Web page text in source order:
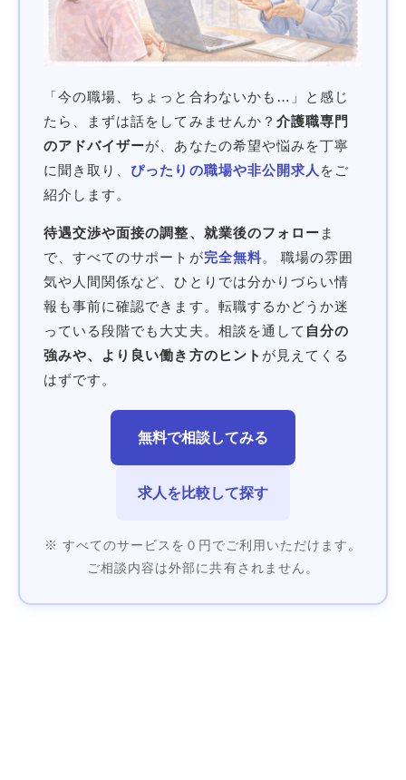
「今の職場、ちょっと合わないかも…」と感じ
たら、まずは話をしてみませんか？ 介護職専門
のアドバイザーが、あなたの希望や悩みを丁寧
に聞き取り、 ぴったりの職場や非公開求人 をご
紹介します。
待遇交渉や面接の調整、就業後のフォロー ま
で、すべてのサポートが完全無料。 職場の雰囲
気や人間関係など、ひとりでは分かりづらい情
報も事前に確認できます。転職するかどうか迷
っている段階でも大丈夫。相談を通して 自分の
強みや、より良い働き方のヒント が見えてくる
はずです。
無料で相談してみる
求人を比較して探す
※ すべてのサービスを０円でご利用いただけます。
ご相談内容は外部に共有されません。